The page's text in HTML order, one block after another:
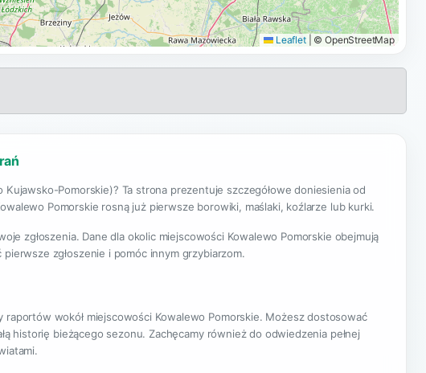
Leaflet © OpenStreetMap
Pomorskie)? Ta strona prezentuje szczegółowe doniesienia od
Pomorskie rosną już pierwsze borowiki, maślaki, koźlarze lub kurki.
zgłoszenia. Dane dla okolic miejscowości Kowalewo Pomorskie obejmują
zgłoszenie i pomóc innym grzybiarzom.
wokół miejscowości Kowalewo Pomorskie. Możesz dostosować
historię bieżącego sezonu. Zachęcamy również do odwiedzenia pełnej